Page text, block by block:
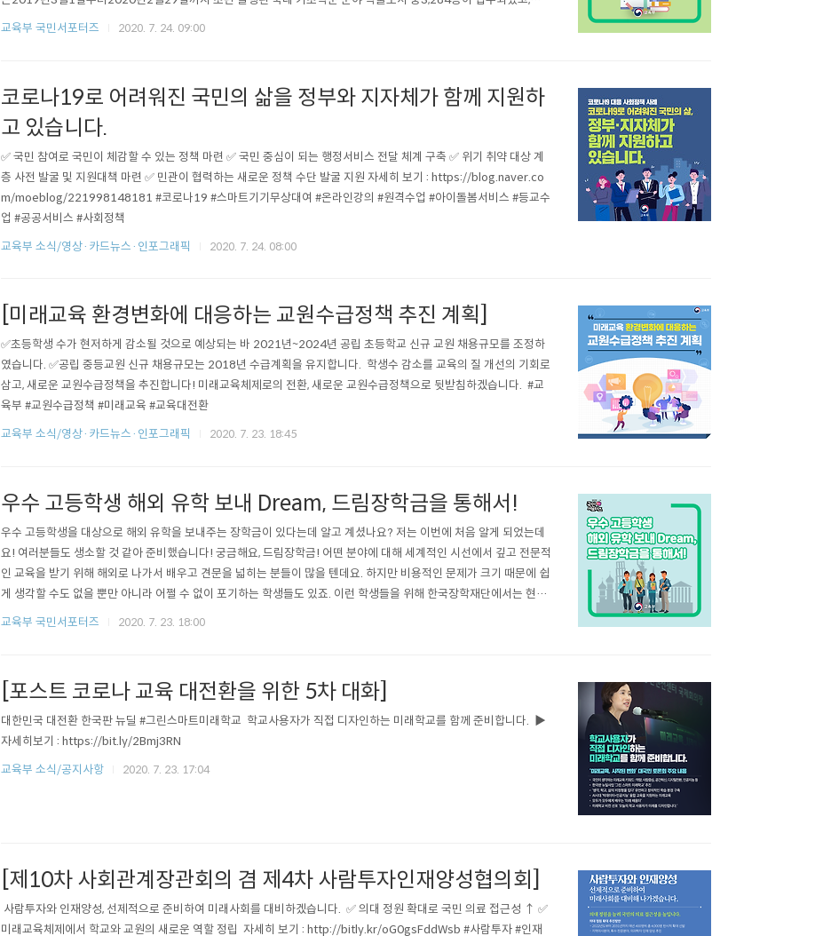
271종이 우수학술도서로 선정되었어요.기초학문분야에 관심 있거나 올해 여름휴가 때 읽을 책을 고민하시는 분이 있
교육부 국민서포터즈 2020. 7. 24. 09:00
코로나19로 어려워진 국민의 삶을 정부와 지자체가 함께 지원하
고 있습니다.
✅ 국민 참여로 국민이 체감할 수 있는 정책 마련 ✅ 국민 중심이 되는 행정서비스 전달 체계 구축 ✅ 위기 취약 대상 계
층 사전 발굴 및 지원대책 마련 ✅ 민관이 협력하는 새로운 정책 수단 발굴 지원 자세히 보기 : https://blog.naver.co
m/moeblog/221998148181 #코로나19 #스마트기기무상대여 #온라인강의 #원격수업 #아이돌봄서비스 #등교수
업 #공공서비스 #사회정책
교육부 소식/영상·카드뉴스·인포그래픽
2020. 7. 24. 08:00
[미래교육 환경변화에 대응하는 교원수급정책 추진 계획]
✅초등학생 수가 현저하게 감소될 것으로 예상되는 바 2021년~2024년 공립 초등학교 신규 교원 채용규모를 조정하
였습니다. ✅공립 중등교원 신규 채용규모는 2018년 수급계획을 유지합니다. ​ 학생수 감소를 교육의 질 개선의 기회로
삼고, 새로운 교원수급정책을 추진합니다! 미래교육체제로의 전환, 새로운 교원수급정책으로 뒷받침하겠습니다. ​ #교
육부 #교원수급정책 #미래교육 #교육대전환
교육부 소식/영상·카드뉴스·인포그래픽
2020. 7. 23. 18:45
우수 고등학생 해외 유학 보내 Dream, 드림장학금을 통해서!
우수 고등학생을 대상으로 해외 유학을 보내주는 장학금이 있다는데 알고 계셨나요? 저는 이번에 처음 알게 되었는데
요! 여러분들도 생소할 것 같아 준비했습니다! 궁금해요, 드림장학금! 어떤 분야에 대해 세계적인 시선에서 깊고 전문적
인 교육을 받기 위해 해외로 나가서 배우고 견문을 넓히는 분들이 많을 텐데요. 하지만 비용적인 문제가 크기 때문에 쉽
게 생각할 수도 없을 뿐만 아니라 어쩔 수 없이 포기하는 학생들도 있죠. 이런 학생들을 위해 한국장학재단에서는 현재
예비 대학생들인 고등학생들에게 주는 우수고등학생 해외유학 장학금 사업을 진행하고 있습니다. 드림장학금이란? 학
교육부 국민서포터즈 2020. 7. 23. 18:00
[포스트 코로나 교육 대전환을 위한 5차 대화]
대한민국 대전환 한국판 뉴딜 #그린스마트미래학교 ​ 학교사용자가 직접 디자인하는 미래학교를 함께 준비합니다. ​ ▶
자세히보기 : https://bit.ly/2Bmj3RN
교육부 소식/공지사항
2020. 7. 23. 17:04
[제10차 사회관계장관회의 겸 제4차 사람투자인재양성협의회]
​ 사람투자와 인재양성, 선제적으로 준비하여 미래사회를 대비하겠습니다. ​ ✅ 의대 정원 확대로 국민 의료 접근성 ↑ ✅
미래교육체제에서 학교와 교원의 새로운 역할 정립 ​ 자세히 보기 : http://bitly.kr/oG0gsFddWsb #사람투자 #인재